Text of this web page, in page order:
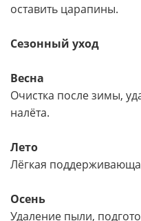
оставить царапины.
Сезонный уход
Весна
Очистка после зимы,
налёта.
Лето
Лёгкая
Осень
Удаление пыли,